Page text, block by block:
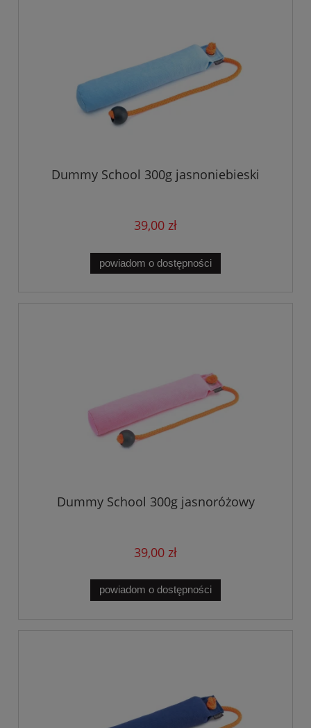
Dummy School 300g jasnoniebieski
39,00 zł
powiadom o dostępności
Dummy School 300g jasnoróżowy
39,00 zł
powiadom o dostępności